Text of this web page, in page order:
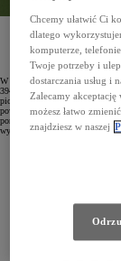
Toyota Motor Corporation
zastosowania
Japoński koncern
W 2019 roku Toyota nawiązała
394 milionów dolarów. Joby
pionowego startu i lądowania
powietrznych. Model stworzony
ponad 320 km/h i zasięg do
wyjątkowo cichy i ekonomiczny
Chcemy ułatwić Ci
dlatego
komputerze,
Twoje potrzeby i
dostarczania usług i
Zalecamy
możesz łatwo
znajdziesz w naszej